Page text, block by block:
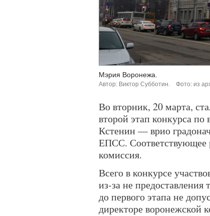
Мэрия Воронежа.
Автор: Виктор Субботин. Фото: из
Во вторник, 20 марта,
второй этап конкурса
Кстенин — врио
ЕПСС. Соответствующее
комиссия.
Всего в конкурсе
из-за не предоставления
до первого этапа не
директоре воронежской